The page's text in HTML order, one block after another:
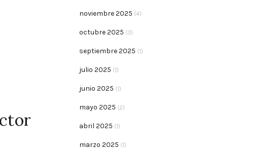
noviembre 2025 (4)
octubre 2025 (3)
septiembre 2025 (1)
julio 2025 (1)
junio 2025 (1)
mayo 2025 (2)
abril 2025 (1)
marzo 2025 (1)